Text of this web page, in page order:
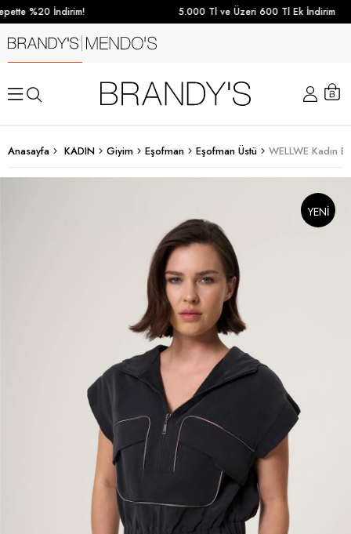
%20 İndirim! 5.000 Tl ve Üzeri 600 Tl Ek İndirim
Anasayfa KADIN Giyim Eşofman Eşofman Üstü WELLWE Kadın
YENI